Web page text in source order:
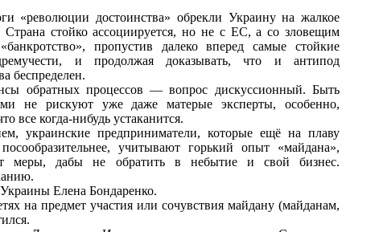
«революции достоинства» обрекли Украину на жалкое
Страна стойко ассоциируется, но не с ЕС, а со зловещим
пропустив далеко вперед самые стойкие
и продолжая доказывать, что и антипод
беспределен.
обратных процессов — вопрос дискуссионный. Быть
не рискуют уже даже матерые эксперты, особенно,
все когда-нибудь устаканится.
украинские предприниматели, которые ещё на плаву
учитывают горький опыт «майдана»,
меры, дабы не обратить в небытие и свой бизнес.
Украины Елена Бондаренко.
на предмет участия или сочувствия майдану (майданам,